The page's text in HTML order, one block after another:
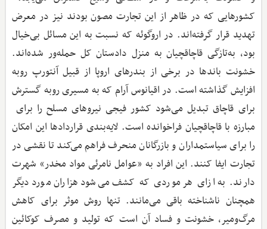
کشورهایی که در ظاهر از این تجارت مصون بودند نیز در معرض
تهدید قرار گرفته‌اند. در اروگوئه که نسبت به این مسائل بی‌خیال
بود، به‌تازگی قاچاقچیان به منزل دادستان کل حمله‌ور شده‌اند.
خشونت باندها در برخی از بندرهای اروپا از قبیل آنتورپ روبه
افزایش گذاشته است. در اقیانوس آرام که به مسیری روبه گسترش
برای قاچاق تبدیل می‌شود کشور فیجی نیروهای مسلح را برای
مبارزه با قاچاقچیان فراخوانده است. لایه‌بندی قراردادها این امکان
را برای سیاستمداران و بازرگانان منحرف فراهم می‌کند تا نقشی در
تجارت ایفا کنند. این افراد به «عوامل نامرئی مواد مخدر» شهرت
دارند. به ازای هر موردی که کشف می‌شود هزاران مورد دیگر
همچنان ناشناخته باقی می‌مانند. تنها روش موثر برای کاهش
مرگ‌ومیر، خشونت و فساد آن است که تولید و مصرف کوکائین